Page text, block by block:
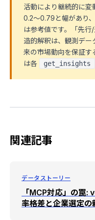
活動により継続的に
0.2〜0.79と幅があり
は参考値です。「先
造的解釈は、観測デー
来の市場動向を保証す
は各
get_insights
関連記事
データストーリー
「MCP対応」の
率格差と企業選定の